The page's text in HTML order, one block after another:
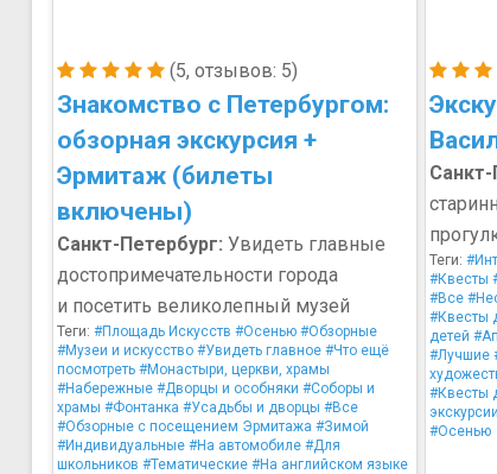
(5, отзывов: 5)
Знакомство с Петербургом:
обзорная экскурсия +
Эрмитаж (билеты
включены)
Санкт-Петербург: Увидеть главные
достопримечательности города
и посетить великолепный музей
Теги: #Площадь Искусств #Осенью #Обзорные
#Музеи и искусство #Увидеть главное #Что ещё
посмотреть #Монастыри, церкви, храмы
#Набережные #Дворцы и особняки #Соборы и
храмы #Фонтанка #Усадьбы и дворцы #Все
#Обзорные с посещением Эрмитажа #Зимой
#Индивидуальные #На автомобиле #Для
школьников #Тематические #На английском языке
Санкт-
Теги:
#Квесты
#Все
#Квесты
детей
#Лучшие
#Квесты
экскурсии
#Осенью